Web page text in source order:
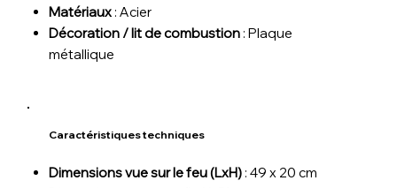
Matériaux : Acier
Décoration / lit de combustion: Plaque
métallique
Caractéristiques techniques
Dimensions vue sur le feu (LxH): 49 x 20 cm